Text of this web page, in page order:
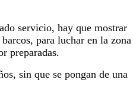
servicio, hay que mostrar
para luchar en la zona
preparadas.
sin que se pongan de una